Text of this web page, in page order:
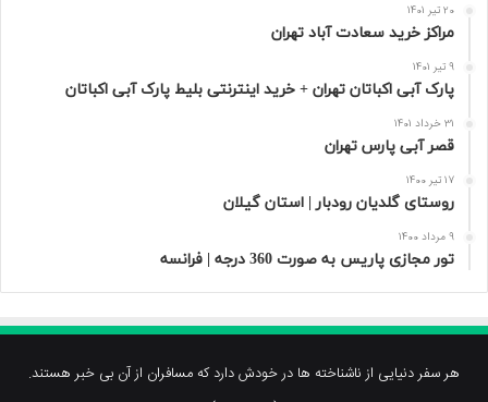
20 تیر 1401
مراکز خرید سعادت‌ آباد تهران
9 تیر 1401
پارک آبی اکباتان تهران + خرید اینترنتی بلیط پارک آبی اکباتان
31 خرداد 1401
قصر آبی پارس تهران
17 تیر 1400
روستای گلدیان رودبار | استان گیلان
9 مرداد 1400
تور مجازی پاریس به صورت 360 درجه | فرانسه
هر سفر دنیایی از ناشناخته ها در خودش دارد که مسافران از آن بی خبر هستند.